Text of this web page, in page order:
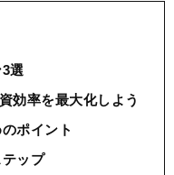
選
効率を最大化しよう
ポイント
ップ